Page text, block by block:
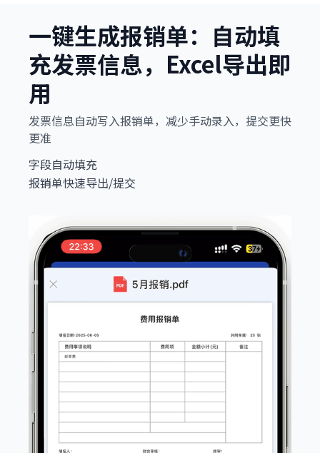
一键生成报销单：自动填
充发票信息，Excel导出即
用
发票信息自动写入报销单，减少手动录入，提交更快
更准
字段自动填充
报销单快速导出/提交